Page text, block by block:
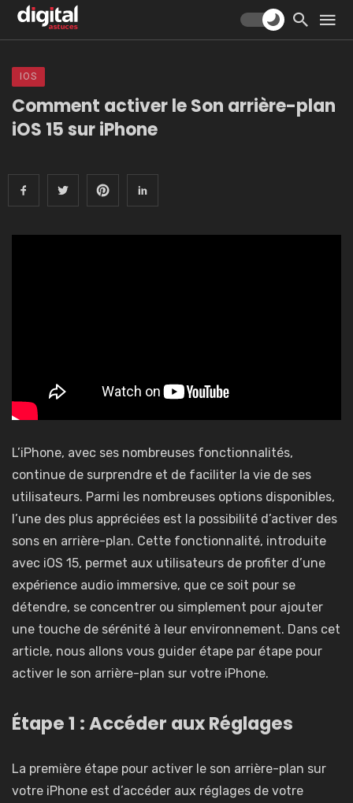
IOS
Comment activer le Son arrière-plan
iOS 15 sur iPhone
L’iPhone, avec ses nombreuses fonctionnalités,
continue de surprendre et de faciliter la vie de ses
utilisateurs. Parmi les nombreuses options disponibles,
l’une des plus appréciées est la possibilité d’activer des
sons en arrière-plan. Cette fonctionnalité, introduite
avec iOS 15, permet aux utilisateurs de profiter d’une
expérience audio immersive, que ce soit pour se
détendre, se concentrer ou simplement pour ajouter
une touche de sérénité à leur environnement. Dans cet
article, nous allons vous guider étape par étape pour
activer le son arrière-plan sur votre iPhone.
Étape 1 : Accéder aux Réglages
La première étape pour activer le son arrière-plan sur
votre iPhone est d’accéder aux réglages de votre